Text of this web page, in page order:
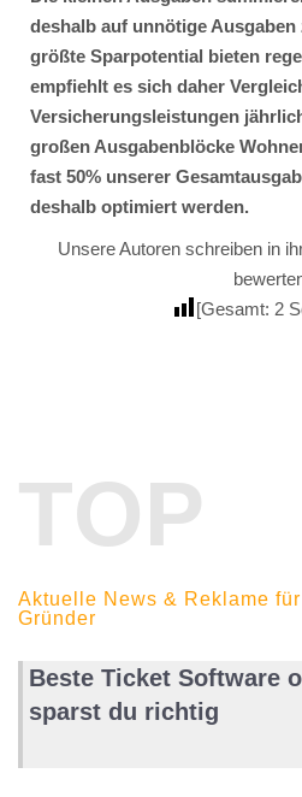
deshalb auf unnötige
größte Sparpotential bieten
empfiehlt es sich daher
Versicherungsleistungen
großen Ausgabenblöcke
fast 50% unserer
deshalb optimiert werden.
Unsere Autoren schreiben in
[Gesamt: 2
TOP
Aktuelle News & Reklame
Gründer
Beste Ticket Software
sparst du richtig